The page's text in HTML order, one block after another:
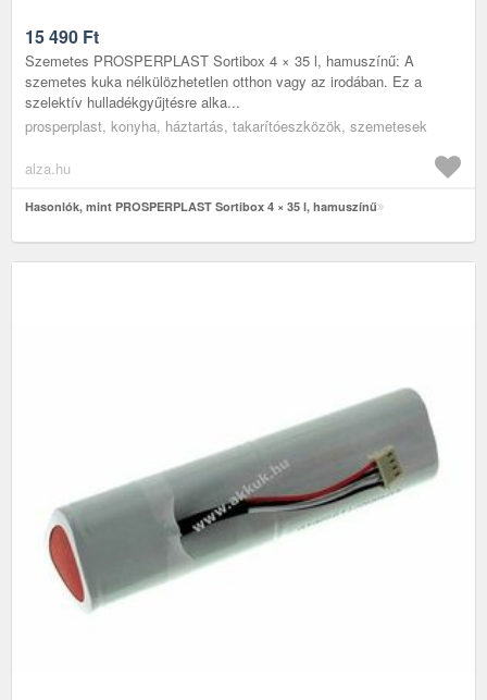
15 490 Ft
Szemetes PROSPERPLAST Sortibox 4 × 35 l, hamuszínű: A
szemetes kuka nélkülözhetetlen otthon vagy az irodában. Ez a
szelektív hulladékgyűjtésre alka...
prosperplast, konyha, háztartás, takarítóeszközök, szemetesek
alza.hu
Hasonlók, mint PROSPERPLAST Sortibox 4 × 35 l, hamuszínű